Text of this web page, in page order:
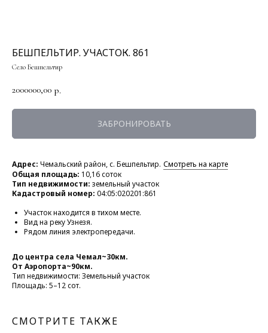
БЕШПЕЛЬТИР. УЧАСТОК. 861
Село Бешпельтир
2000000,00 р.
ЗАБРОНИРОВАТЬ
Адрес: Чемальский район, с. Бешпельтир. Смотреть на карте
Общая площадь: 10,16 соток
Тип недвижимости: земельный участок
Кадастровый номер: 04:05:020201:861
Участок находится в тихом месте.
Вид на реку Узнезя.
Рядом линия электропередачи.
До центра села Чемал~30км.
От Аэропорта~90км.
Тип недвижимости: Земельный участок
Площадь: 5–12 сот.
СМОТРИТЕ ТАКЖЕ